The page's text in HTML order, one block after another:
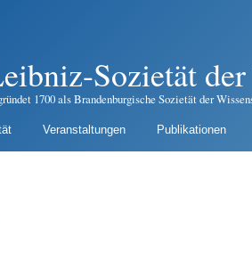
Sozietät
1700 als Brandenburgische Sozietät der
Veranstaltungen Publikationen